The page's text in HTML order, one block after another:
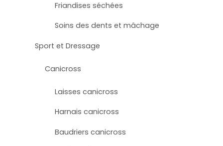
Friandises séchées
Soins des dents et mâchage
Sport et Dressage
Canicross
Laisses canicross
Harnais canicross
Baudriers canicross